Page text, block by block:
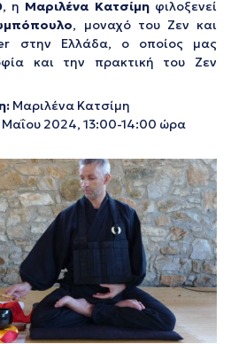
, η Μαριλένα Κατσίμη φιλοξενεί
, μοναχό του Ζεν και
στην Ελλάδα, ο οποίος μας
και την πρακτική του Ζεν
Μαριλένα Κατσίμη
2024, 13:00-14:00 ώρα